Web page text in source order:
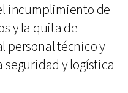
incumplimiento de
y la quita de
personal técnico y
y logística